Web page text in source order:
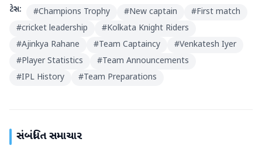
ટેગ્સ: #Champions Trophy #New captain #First match
#cricket leadership #Kolkata Knight Riders
#Ajinkya Rahane #Team Captaincy #Venkatesh Iyer
#Player Statistics #Team Announcements
#IPL History #Team Preparations
સંબંધિત સમાચાર